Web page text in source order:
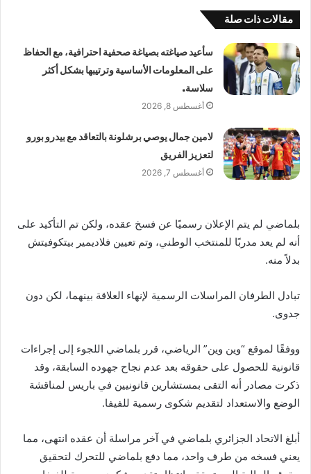
مقالات ذات صلة
سأعيد صياغته بصياغة صحفية احترافية، مع الحفاظ
على المعلومات الأساسية وترتيبها بشكل أكثر
سلاسة.
أغسطس 8, 2026
لامين جمال يوصي برشلونة بالتعاقد مع بيدرو بورو
لتعزيز الفريق
أغسطس 7, 2026
بلماضي لم يتم الإعلان رسميًا عن فسخ عقده، ولكن تم التأكيد على
أنه لم يعد مدربًا للمنتخب الوطني، وتم تعيين فلاديمير بيتكوفيتش
بدلاً منه.
تبادل الطرفان المراسلات الرسمية لإنهاء العلاقة بينهما، لكن دون
جدوى.
ووفقًا لموقع “وين وين” الرياضي، قرر بلماضي اللجوء إلى إجراءات
قانونية للحصول على حقوقه بعد عدم نجاح جهوده السابقة، وقد
ذكرت مصادر أنه التقى بمستشارين قانونيين في باريس لمناقشة
الوضع والاستعداد لتقديم شكوى رسمية للفيفا.
أبلغ الاتحاد الجزائري بلماضي في آخر مراسلة أن عقده انتهى، مما
يعني فسخه من طرف واحد، مما دفع بلماضي للتحرك لتحقيق